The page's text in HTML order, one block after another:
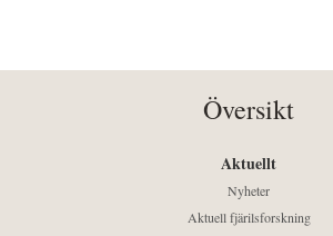
Översikt
Aktuellt
Nyheter
Aktuell fjärilsforskning